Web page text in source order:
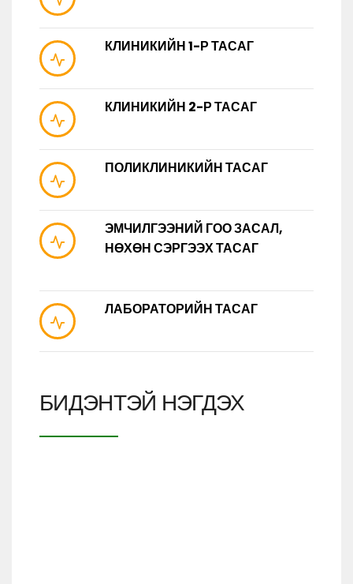
КЛИНИКИЙН 1-Р ТАСАГ
КЛИНИКИЙН 2-Р ТАСАГ
ПОЛИКЛИНИКИЙН ТАСАГ
ЭМЧИЛГЭЭНИЙ ГОО ЗАСАЛ,
НӨХӨН СЭРГЭЭХ ТАСАГ
ЛАБОРАТОРИЙН ТАСАГ
БИДЭНТЭЙ НЭГДЭХ